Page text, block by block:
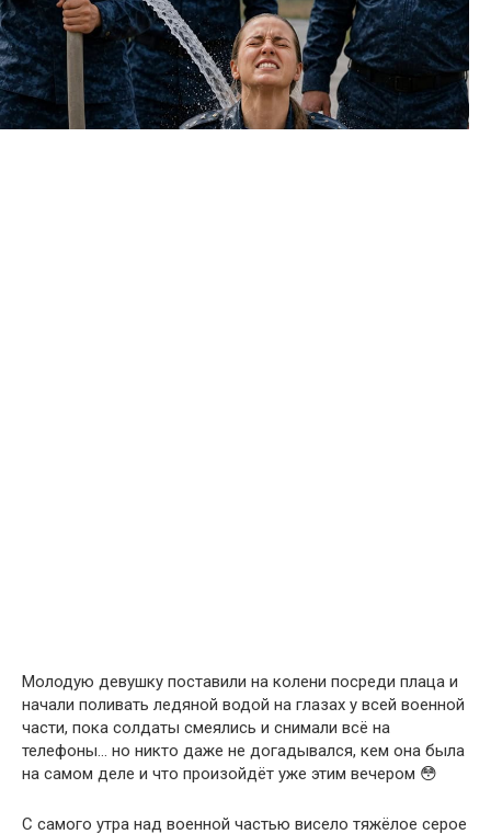
Молодую девушку поставили на колени посреди плаца и
начали поливать ледяной водой на глазах у всей военной
части, пока солдаты смеялись и снимали всё на
телефоны… но никто даже не догадывался, кем она была
на самом деле и что произойдёт уже этим вечером 😳
С самого утра над военной частью висело тяжёлое серое